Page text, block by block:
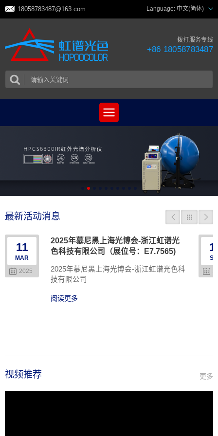
18058783487@163.com Language: 中文(简体)
拨打服务专线
+86 18058783487
最新活动消息
11
MAR
2025
2025年慕尼黑上海光博会-浙江虹谱光
色科技有限公司（展位号：E7.7565)
2025年慕尼黑上海光博会-浙江虹谱光色科
技有限公司
阅读更多
视频推荐 更多